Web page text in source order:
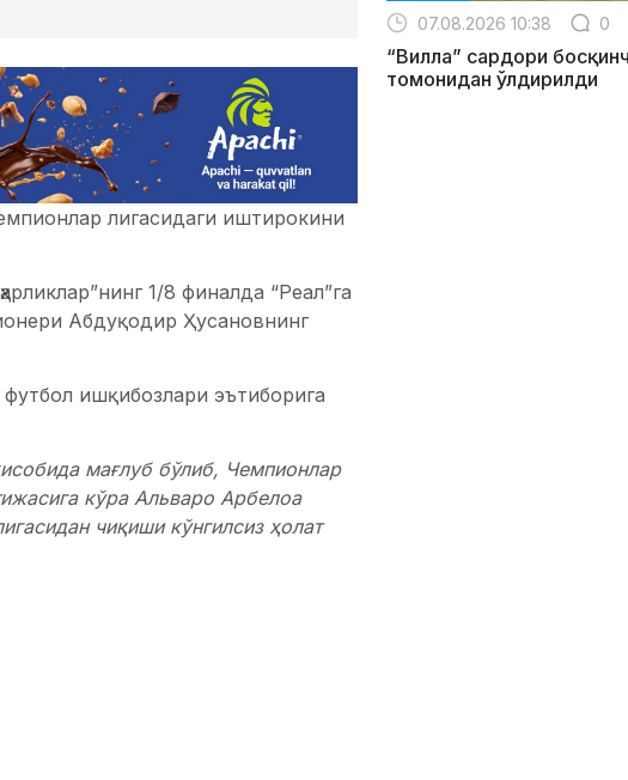
лигасидаги иштирокини
1/8 финалда “Реал”га
Абдуқодир Ҳусановнинг
ишқибозлари эътиборига
мағлуб бўлиб, Чемпионлар
кўра Альваро Арбелоа
чиқиши кўнгилсиз ҳолат
07.08.2026 10:38 0
“Вилла” сардори
томонидан ўлдирилди